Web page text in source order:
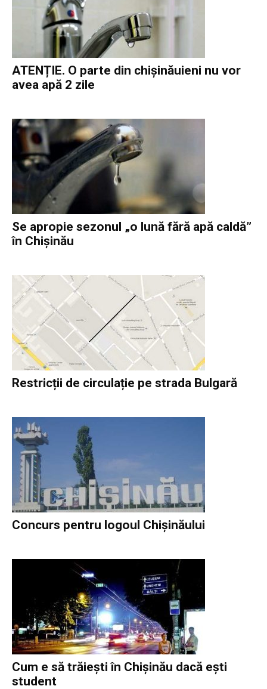
ATENȚIE. O parte din chișinăuieni nu vor
avea apă 2 zile
Se apropie sezonul „o lună fără apă caldă”
în Chișinău
Restricții de circulație pe strada Bulgară
Concurs pentru logoul Chișinăului
Cum e să trăieşti în Chişinău dacă eşti
student